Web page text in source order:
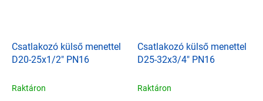
Csatlakozó külső menettel
D20-25x1/2" PN16
Raktáron
Csatlakozó külső menettel
D25-32x3/4" PN16
Raktáron